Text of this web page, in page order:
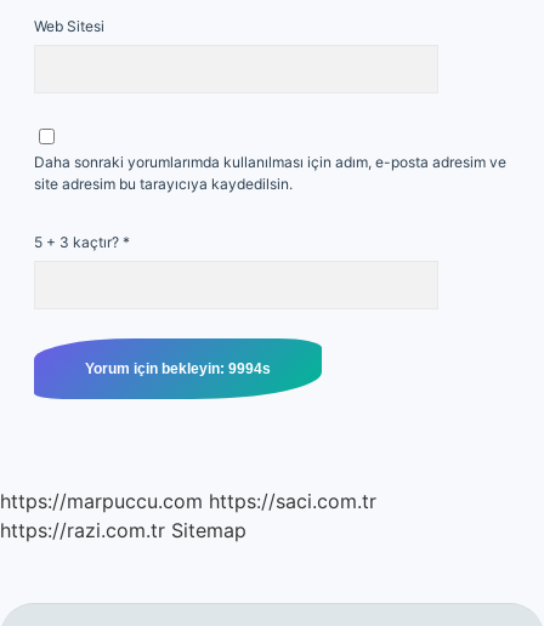
Web Sitesi
Daha sonraki yorumlarımda kullanılması için adım, e-posta adresim ve
site adresim bu tarayıcıya kaydedilsin.
5 + 3 kaçtır? *
https://marpuccu.com https://saci.com.tr
https://razi.com.tr Sitemap